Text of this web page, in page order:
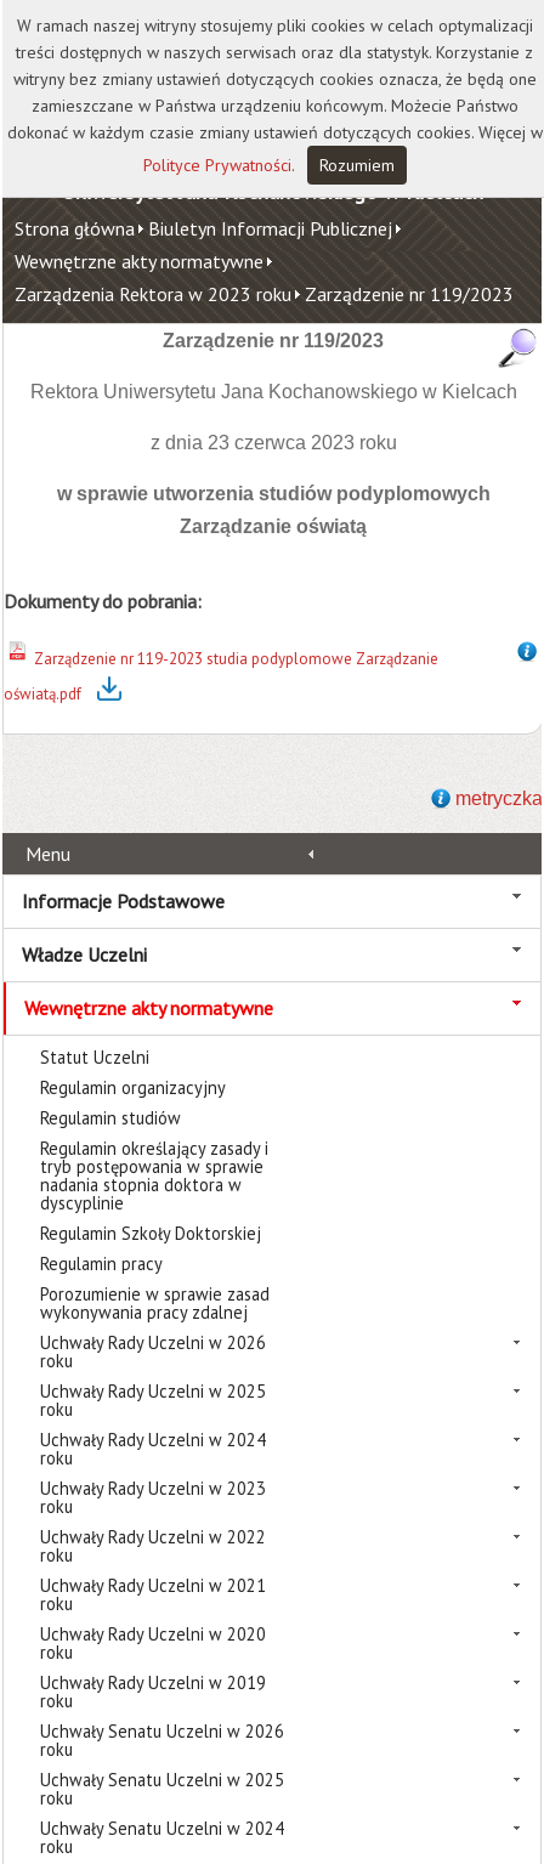
Kontakt Biblioteka
Wydawnictwo
Wirtualna Uczelnia
Uniwersytet Jana Kochanowskiego w Kielcach
Strona główna Biuletyn Informacji Publicznej
Wewnętrzne akty normatywne
Zarządzenia Rektora w 2023 roku Zarządzenie nr 119/2023
Zarządzenie nr 119/2023
Rektora Uniwersytetu Jana Kochanowskiego w Kielcach
z dnia 23 czerwca 2023 roku
w sprawie utworzenia studiów podyplomowych
Zarządzanie oświatą
Dokumenty do pobrania:
Zarządzenie nr 119-2023 studia podyplomowe Zarządzanie
oświatą.pdf
metryczka
Menu
Informacje Podstawowe
Władze Uczelni
Wewnętrzne akty normatywne
Statut Uczelni
Regulamin organizacyjny
Regulamin studiów
Regulamin określający zasady i
tryb postępowania w sprawie
nadania stopnia doktora w
dyscyplinie
Regulamin Szkoły Doktorskiej
Regulamin pracy
Porozumienie w sprawie zasad
wykonywania pracy zdalnej
Uchwały Rady Uczelni w 2026
roku
Uchwały Rady Uczelni w 2025
roku
Uchwały Rady Uczelni w 2024
roku
Uchwały Rady Uczelni w 2023
roku
Uchwały Rady Uczelni w 2022
roku
Uchwały Rady Uczelni w 2021
roku
Uchwały Rady Uczelni w 2020
roku
Uchwały Rady Uczelni w 2019
roku
Uchwały Senatu Uczelni w 2026
roku
Uchwały Senatu Uczelni w 2025
roku
Uchwały Senatu Uczelni w 2024
roku
W ramach naszej witryny stosujemy pliki cookies w celach optymalizacji
treści dostępnych w naszych serwisach oraz dla statystyk. Korzystanie z
witryny bez zmiany ustawień dotyczących cookies oznacza, że będą one
zamieszczane w Państwa urządzeniu końcowym. Możecie Państwo
dokonać w każdym czasie zmiany ustawień dotyczących cookies. Więcej w
Polityce Prywatności. Rozumiem